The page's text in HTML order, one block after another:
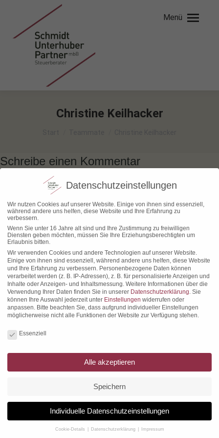
Menü
Christine Keilhacker
Schreibe einen Kommentar
Ihre E-Mail-Adresse wird nicht veröffentlicht.
Pflichtfelder sind mit*markiert.
Kommentar
Meinen Namen, E-Mail und Website in diesem Browser speichern, bis ich
Datenschutzeinstellungen
Wir nutzen Cookies auf unserer Website. Einige von ihnen sind essenziell,
während andere uns helfen, diese Website und Ihre Erfahrung zu
verbessern.
Wenn Sie unter 16 Jahre alt sind und Ihre Zustimmung zu freiwilligen
Diensten geben möchten, müssen Sie Ihre Erziehungsberechtigten um
Erlaubnis bitten.
Wir verwenden Cookies und andere Technologien auf unserer Website.
Einige von ihnen sind essenziell, während andere uns helfen, diese Website
und Ihre Erfahrung zu verbessern. Personenbezogene Daten können
verarbeitet werden (z. B. IP-Adressen), z. B. für personalisierte Anzeigen und
Inhalte oder Anzeigen- und Inhaltsmessung. Weitere Informationen über die
Verwendung Ihrer Daten finden Sie in unserer Datenschutzerklärung. Sie
können Ihre Auswahl jederzeit unter Einstellungen widerrufen oder
anpassen. Bitte beachten Sie, dass aufgrund individueller Einstellungen
möglicherweise nicht alle Funktionen der Website zur Verfügung stehen.
Essenziell
Alle akzeptieren
Speichern
Individuelle Datenschutzeinstellungen
Cookie-Details Datenschutzerklärung Impressum